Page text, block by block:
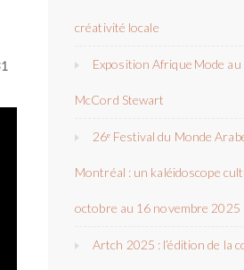
créativité locale
Exposition Afrique Mode au
McCord Stewart
26ᵉ Festival du Monde
Montréal : un kaléidoscope
octobre au 16 novembre 2025
Artch 2025 : l’édition de la